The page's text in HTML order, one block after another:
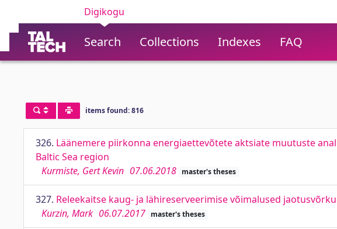
Digikogu
Search Collections Indexes FAQ
items found: 816
326. Läänemere piirkonna energiaettevõtete aktsiate muutuste
Baltic Sea region
Kurmiste, Gert Kevin 07.06.2018 master's theses
327. Releekaitse kaug- ja lähireserveerimise võimalused
Kurzin, Mark 06.07.2017 master's theses